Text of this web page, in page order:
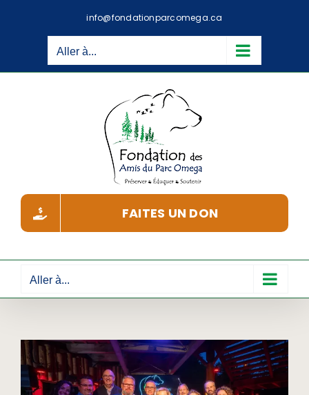
info@fondationparcomega.ca
Aller à...
FAITES UN DON
Aller à...
Voir
l'image
agrandie